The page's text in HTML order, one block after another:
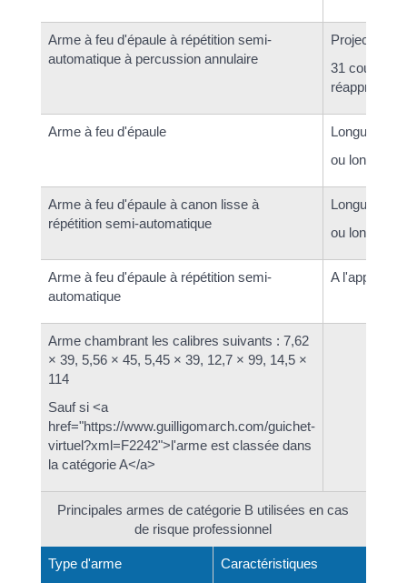
Arme à feu d'épaule à répétition semi-
automatique à percussion annulaire
Projectile
31 coups
Arme à feu d'épaule
Longueur
ou longueur
Arme à feu d'épaule à canon lisse à
répétition semi-automatique
Longueur
ou longueur
Arme à feu d'épaule à répétition semi-
automatique
A
Arme chambrant les calibres suivants : 7,62
× 39, 5,56 × 45, 5,45 × 39, 12,7 × 99, 14,5 ×
114
Sauf si <a
href="https://www.guilligomarch.com/guichet-
virtuel?xml=F2242">l'arme est classée dans
la catégorie A</a>
Principales armes de catégorie B utilisées en cas
de risque professionnel
Type d'arme Caractéristiques